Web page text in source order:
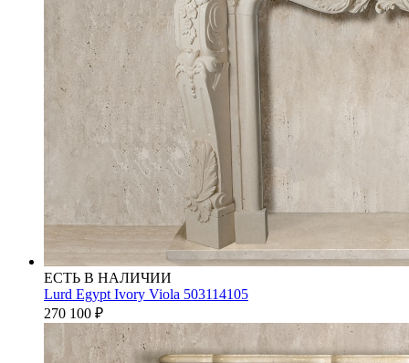
ЕСТЬ В НАЛИЧИИ
Lurd Egypt Ivory Viola 503114105
270 100 ₽